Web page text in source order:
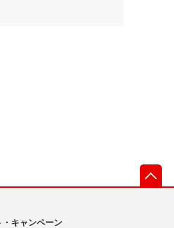
・キャンペーン